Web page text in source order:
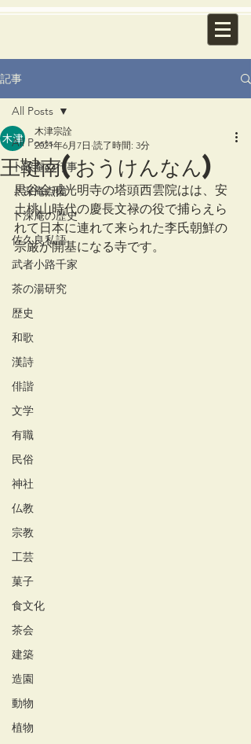
記事
All Posts
卜深庵の行事
卜深庵点描
卜深庵の歴史
佐久良私語
武者小路千家
茶の湯研究
歴史
和歌
漢詩
俳諧
文学
有職
民俗
神社
仏教
宗教
工芸
菓子
食文化
茶会
建築
造園
動物
植物
All Posts
王鞬南(おうけんなん)
木津宗詮
2021年6月7日 読了時間: 3分
黒谷金戒光明寺の塔頭西雲院はは、安
土桃山時代の慶長文禄の役で捕らえら
れて日本に連れて来られた李氏朝鮮の
宗厳が開基になる寺です。